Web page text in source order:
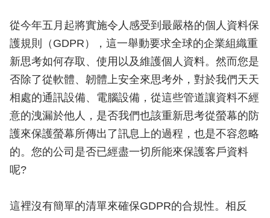
從今年五月起將實施令人感受到最嚴格的個人資料保
護規則（GDPR），這一舉動要求全球的企業組織重
新思考如何存取、使用以及維護個人資料。然而您是
否除了從軟體、韌體上安全來思考外，對於我們天天
相處的通訊設備、電腦設備，從這些管道讓資料不經
意的洩漏於他人，是否我們也該重新思考從螢幕的防
護來保護螢幕所傳出了訊息上的過程，也是不容忽略
的。您的公司是否已經盡一切所能來保護客戶資料
呢?
這裡沒有簡單的清單來確保GDPR的合規性。相反